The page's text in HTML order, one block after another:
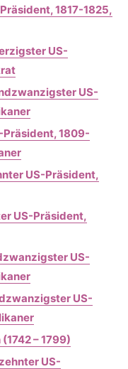
1817-1825,
US-
US-
Präsident, 1809-
US-Präsident,
US-Präsident,
US-
US-
– 1799)
US-